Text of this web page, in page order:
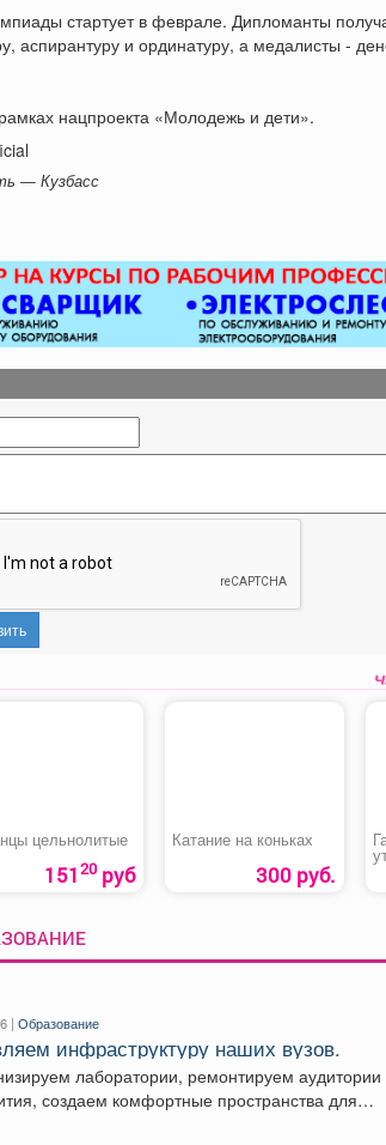
стартует в феврале. Дипломанты
аспирантуру и ординатуру, а медалисты -
нацпроекта «Молодежь и дети».
— Кузбасс
цельнолитые
15120руб
Катание на коньках
300 руб.
|Образование
инфраструктуру наших вузов.
лаборатории, ремонтируем аудитории
создаем комфортные пространства для